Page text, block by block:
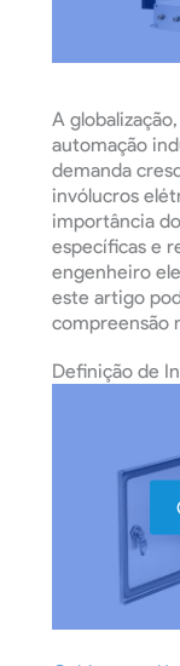
A
automação
demanda
invólucros
importância
específicas e
engenheiro
este artigo
compreensão
Definição de